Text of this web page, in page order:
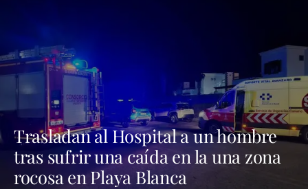
Trasladan al Hospital a un hombre
tras sufrir una caída en la una zona
rocosa en Playa Blanca